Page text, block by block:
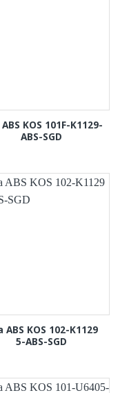
KOS 101F-K1129-
ABS-SGD
ABS KOS 102-K1129
5-ABS-SGD